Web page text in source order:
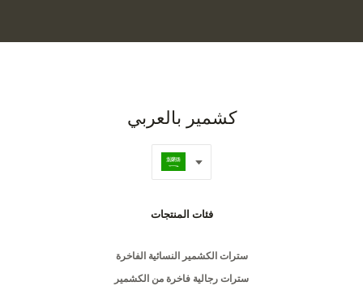
كشمير بالعربي
فئات المنتجات
سترات الكشمير النسائية الفاخرة
سترات رجالية فاخرة من الكشمير